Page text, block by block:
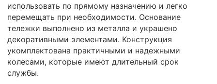
использовать по прямому назначению и легко
перемещать при необходимости. Основание
тележки выполнено из металла и украшено
декоративными элементами. Конструкция
укомплектована практичными и надежными
колесами, которые имеют длительный срок
службы.